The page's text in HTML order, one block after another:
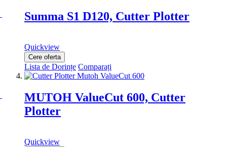
Summa S1 D120, Cutter Plotter
Quickview
Cere oferta
Lista de Dorințe Comparați
MUTOH ValueCut 600, Cutter
Plotter
Quickview